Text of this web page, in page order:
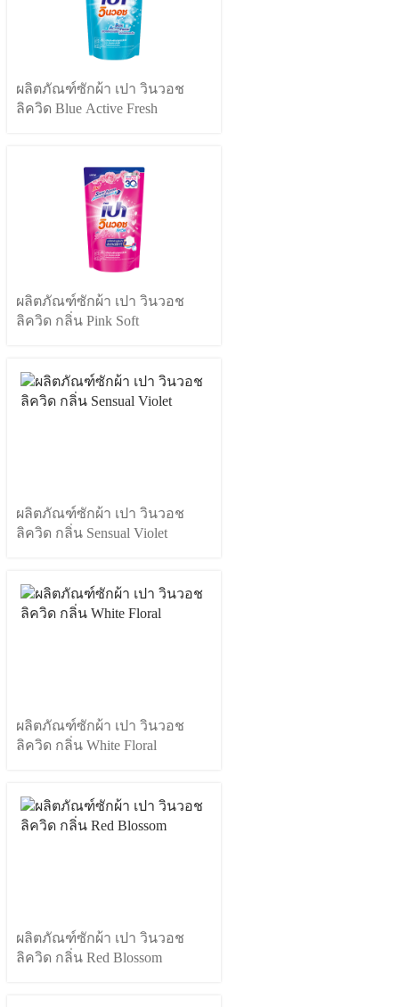
ผลิตภัณฑ์ซักผ้า เปา วินวอช
ลิควิด Blue Active Fresh
ผลิตภัณฑ์ซักผ้า เปา วินวอช
ลิควิด กลิ่น Pink Soft
ผลิตภัณฑ์ซักผ้า เปา วินวอช
ลิควิด กลิ่น Sensual Violet
ผลิตภัณฑ์ซักผ้า เปา วินวอช
ลิควิด กลิ่น White Floral
ผลิตภัณฑ์ซักผ้า เปา วินวอช
ลิควิด กลิ่น Red Blossom